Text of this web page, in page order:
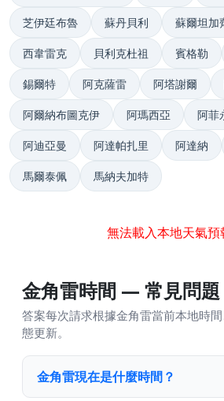
芝伊廷布魯 蘇丹貝利 蘇爾坦加
西韋雷克 貝利克杜祖 賓格勒
錫爾特 阿克薩雷 阿塔謝爾
阿爾納布圖克伊 阿瑪西亞 阿菲
阿迪亞曼 阿達帕扎里 阿達納
馬爾泰佩 馬納夫加特
無法載入本地天氣預
金角雷時間 — 常見問題
答案每次請求根據金角雷當前本地時
態更新。
金角雷現在是什麼時間？